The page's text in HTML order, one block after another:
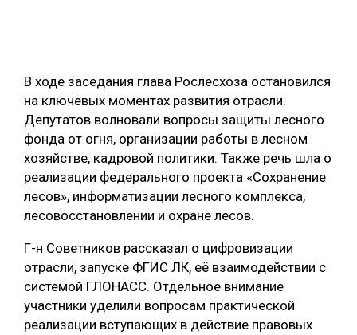
БИОЭНЕРГЕТИКА
ЛЕСОВОССТАНОВЛЕНИЕ И ЗАЩИТА
ЛОГИСТИКА
ПРОИЗВОДСТВО ДРЕВЕСНЫХ ПЛИТ
ЦБП
КОМПЛЕКСНАЯ ПЕРЕРАБОТКА
ЛЕСОПИЛЕНИЕ
БЕЗОПАСНОЕ ПРОИЗВОДСТВО
ТЕМАТИЧЕСКИЕ ПРОЕКТЫ
ПОДБОРКИ СТАТЕЙ
В ходе заседания глава Рослесхоза остановился
на ключевых моментах развития отрасли.
Депутатов волновали вопросы защиты лесного
фонда от огня, организации работы в лесном
хозяйстве, кадровой политики. Также речь шла о
реализации федерального проекта «Сохранение
лесов», информатизации лесного комплекса,
лесовосстановлении и охране лесов.
Г-н Советников рассказал о цифровизации
отрасли, запуске ФГИС ЛК, её взаимодействии с
системой ГЛОНАСС. Отдельное внимание
участники уделили вопросам практической
реализации вступающих в действие правовых